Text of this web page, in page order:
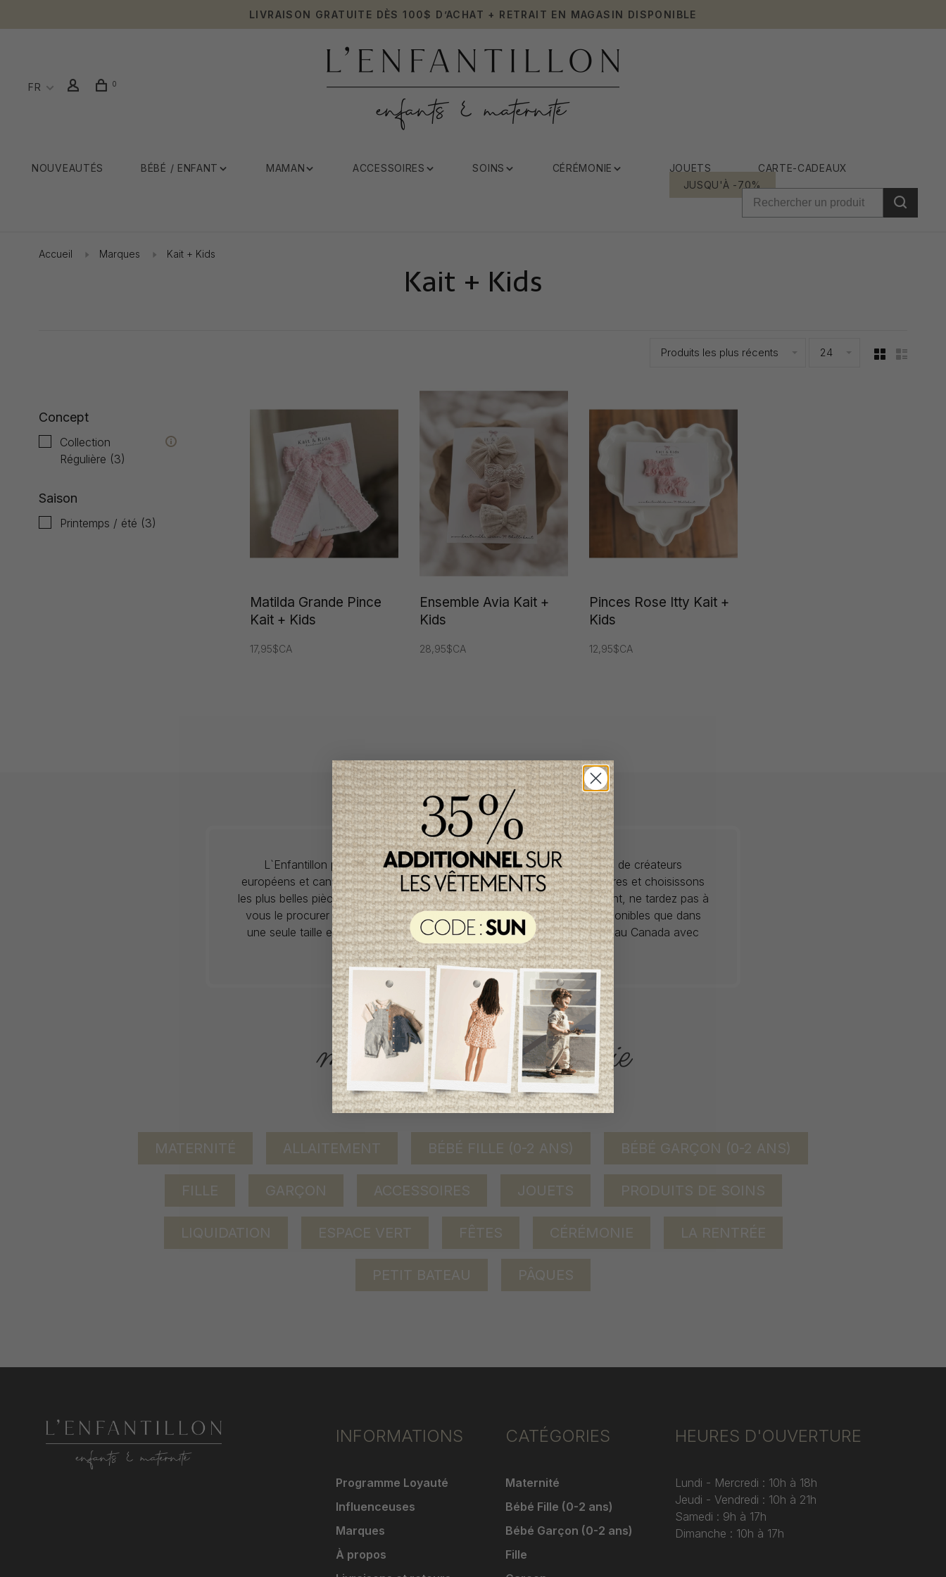
LIVRAISON GRATUITE DÈS 100$ D’ACHAT + RETRAIT EN MAGASIN DISPONIBLE
FR 0
NOUVEAUTÉS BÉBÉ / ENFANT MAMAN ACCESSOIRES SOINS CÉRÉMONIE JOUETS
CARTE-CADEAUX
JUSQU'À -70%
Accueil Marques Kait + Kids
Kait + Kids
Produits les plus récents 24
Concept
Collection
Régulière (3)
Saison
Printemps / été (3)
Matilda Grande Pince
Kait + Kids
17,95$CA
Ensemble Avia Kait +
Kids
28,95$CA
Pinces Rose Itty Kait +
Kids
12,95$CA
L`Enfantillon propose des collections pour de vêtements pour bébés de créateurs
européens et canadiens à prix imbattables. Nous dénichons les perles rares et choisissons
les plus belles pièces de saisons en saisons. Si un vêtement vous convient, ne tardez pas à
vous le procurer car la plupart du temps, les articles offerts ne sont disponibles que dans
une seule taille et en un seul exemplaire. Profitez de la livraison gratuite au Canada avec
tout achat de 100$ et plus avant taxes.
ACCÈS RAPIDE
magasinez par catégorie
MATERNITÉ ALLAITEMENT BÉBÉ FILLE (0-2 ANS) BÉBÉ GARÇON (0-2 ANS)
FILLE GARÇON ACCESSOIRES JOUETS PRODUITS DE SOINS
LIQUIDATION ESPACE VERT FÊTES CÉRÉMONIE LA RENTRÉE
PETIT BATEAU PÂQUES
INFORMATIONS
Programme Loyauté
Influenceuses
Marques
À propos
CATÉGORIES
Maternité
Bébé Fille (0-2 ans)
Bébé Garçon (0-2 ans)
Fille
HEURES D'OUVERTURE
Lundi - Mercredi : 10h à 18h
Jeudi - Vendredi : 10h à 21h
Samedi : 9h à 17h
Dimanche : 10h à 17h